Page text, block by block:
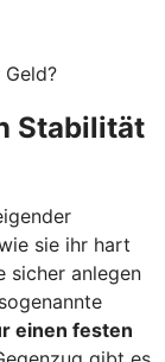
Stabilität
sie ihr hart
sicher anlegen
einen festen